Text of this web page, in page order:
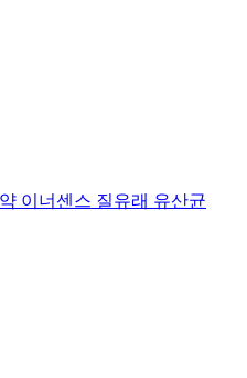
이너센스 질유래 유산균